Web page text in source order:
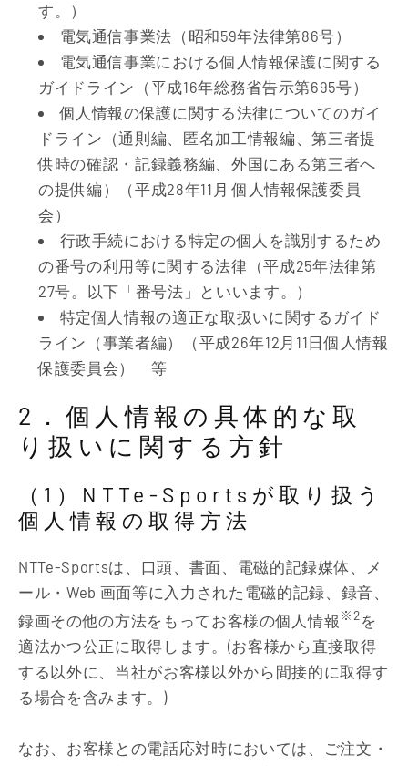
す。）
電気通信事業法（昭和59年法律第86号）
電気通信事業における個人情報保護に関する
ガイドライン（平成16年総務省告示第695号）
個人情報の保護に関する法律についてのガイ
ドライン（通則編、匿名加工情報編、第三者提
供時の確認・記録義務編、外国にある第三者へ
の提供編）（平成28年11月 個人情報保護委員
会）
行政手続における特定の個人を識別するため
の番号の利用等に関する法律（平成25年法律第
27号。以下「番号法」といいます。）
特定個人情報の適正な取扱いに関するガイド
ライン（事業者編）（平成26年12月11日個人情報
保護委員会） 等
2．個人情報の具体的な取
り扱いに関する方針
（1）NTTe-Sportsが取り扱う
個人情報の取得方法
NTTe-Sportsは、口頭、書面、電磁的記録媒体、メ
ール・Web 画面等に入力された電磁的記録、録音、
録画その他の方法をもってお客様の個人情報 ※2を
適法かつ公正に取得します。(お客様から直接取得
する以外に、当社がお客様以外から間接的に取得す
る場合を含みます。)
なお、お客様との電話応対時においては、ご注文・